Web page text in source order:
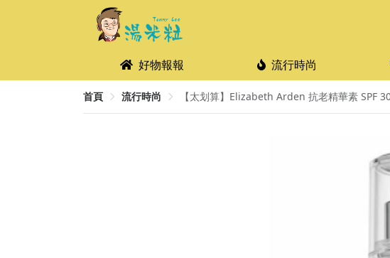
好物報報 流行時尚
首頁 流行時尚 【太划算】Elizabeth Arden 抗老精華素 SPF